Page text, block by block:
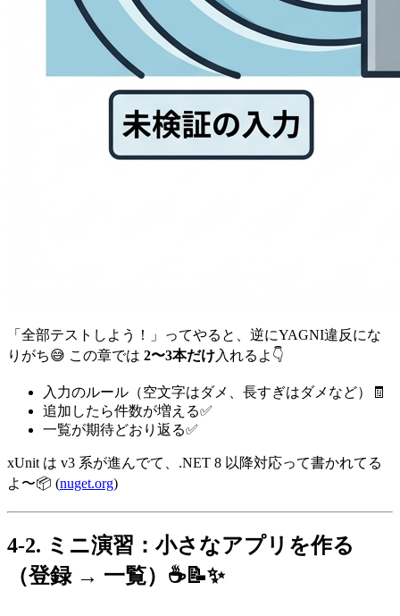
「全部テストしよう！」ってやると、逆にYAGNI違反にな
りがち😅 この章では 2〜3本だけ入れるよ👇
入力のルール（空文字はダメ、長すぎはダメなど）🧾
追加したら件数が増える✅
一覧が期待どおり返る✅
xUnit は v3 系が進んでて、.NET 8 以降対応って書かれてる
よ〜📦 (nuget.org)
4-2. ミニ演習：小さなアプリを作る
（登録 → 一覧）☕📝✨